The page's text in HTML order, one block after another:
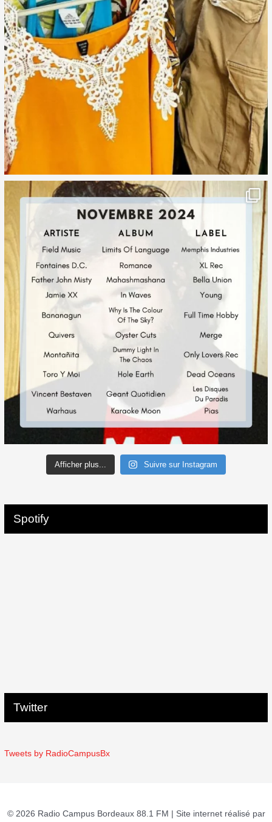
Afficher plus... Suivre sur Instagram
Spotify
Twitter
Tweets by RadioCampusBx
© 2026 Radio Campus Bordeaux 88.1 FM | Site internet réalisé par